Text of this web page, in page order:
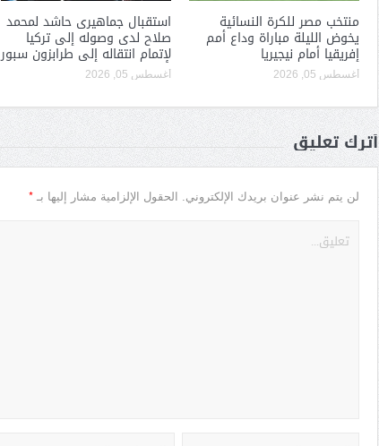
منتخب مصر للكرة النسائية
يخوض الليلة مباراة وداع أمم
إفريقيا أمام نيجيريا
أغسطس 05, 2026
استقبال جماهيرى حاشد لمحمد
صلاح لدى وصوله إلى تركيا
لإتمام انتقاله إلى طرابزون سبور
أغسطس 05, 2026
أترك تعليق
لن يتم نشر عنوان بريدك الإلكتروني. الحقول الإلزامية مشار إليها بـ *